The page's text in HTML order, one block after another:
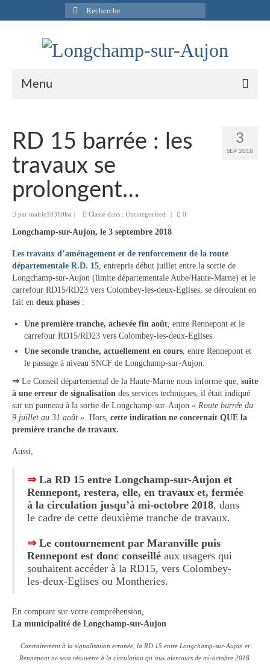
Rechercher
:
Menu
Infos pratiques
Présentation de la commune
Accueil en mairie
Longchamp-sur-Aujon en cartes postales
Tourisme
Hébergement
Formalités administratives
Santé
Qualité de l’eau
Téléphonie mobile / Internet
Location de salles
Services funéraires
Vie municipale
Le Conseil municipal de Longchamp-sur-
Aujon
La Communauté de communes
Les réunions du Conseil communautaire
(CCRB)
3
SEP 2018
RD 15 barrée : les
travaux se
prolongent…
par mairie10310lsa | Classé dans : Uncategorized | 0
Longchamp-sur-Aujon, le 3 septembre 2018
Les travaux d’aménagement et de renforcement de la route
départementale R.D. 15 , entrepris début juillet entre la sortie de
Longchamp-sur-Aujon (limite départementale Aube/Haute-Marne) et le
carrefour RD15/RD23 vers Colombey-les-deux-Eglises, se déroulent en
fait en deux phases :
Une première tranche, achevée fin août , entre Rennepont et le
carrefour RD15/RD23 vers Colombey-les-deux-Eglises.
Une seconde tranche, actuellement en cours , entre Rennepont et
le passage à niveau SNCF de Longchamp-sur-Aujon.
⇒ Le Conseil départemental de la Haute-Marne nous informe que, suite
à une erreur de signalisation des services techniques, il était indiqué
sur un panneau à la sortie de Longchamp-sur-Aujon « Route barrée du
9 juillet au 31 août » . Hors, cette indication ne concernait QUE la
première tranche de travaux.
Aussi,
⇒ La RD 15 entre Longchamp-sur-Aujon et
Rennepont, restera, elle, en travaux et, fermée
à la circulation jusqu’à mi-octobre 2018, dans
le cadre de cette deuxième tranche de travaux.
⇒ Le contournement par Maranville puis
Rennepont est donc conseillé aux usagers qui
souhaitent accéder à la RD15, vers Colombey-
les-deux-Eglises ou Montheries.
En comptant sur votre compréhension,
La municipalité de Longchamp-sur-Aujon
Contrairement à la signalisation erronée, la RD 15 entre Longchamp-sur-Aujon et
Rennepont ne sera réouverte à la circulation qu’aux alentours de mi-octobre 2018.